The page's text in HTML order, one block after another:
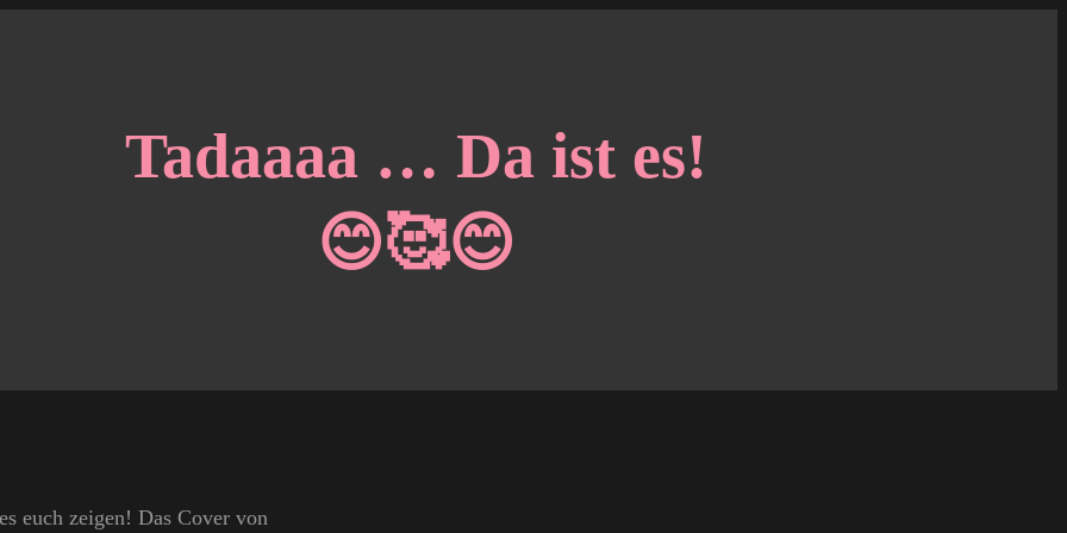
Tadaaaa … Da ist es!
😊🥰😊
euch zeigen! Das Cover von